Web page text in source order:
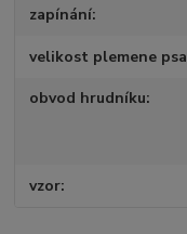
zapínání
velikost plemene psa
obvod hrudníku
vzor